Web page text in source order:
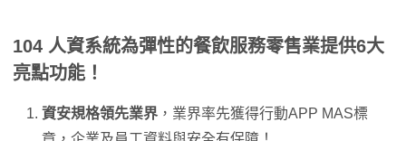
104 人資系統為彈性的餐飲服務零售業提供6大
亮點功能！
資安規格領先業界 ，業界率先獲得行動APP MAS標